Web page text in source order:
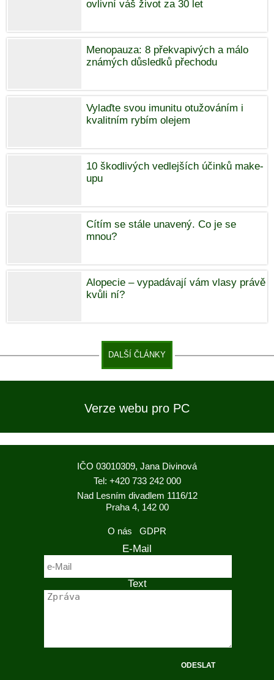
ovlivní váš život za 30 let
Menopauza: 8 překvapivých a málo
známých důsledků přechodu
Vylaďte svou imunitu otužováním i
kvalitním rybím olejem
10 škodlivých vedlejších účinků make-
upu
Cítím se stále unavený. Co je se
mnou?
Alopecie – vypadávají vám vlasy právě
kvůli ní?
DALŠÍ ČLÁNKY
Verze webu pro PC
IČO 03010309, Jana Divinová
Tel: +420 733 242 000
Nad Lesním divadlem 1116/12
Praha 4, 142 00
O nás GDPR
E-Mail
Text
ODESLAT